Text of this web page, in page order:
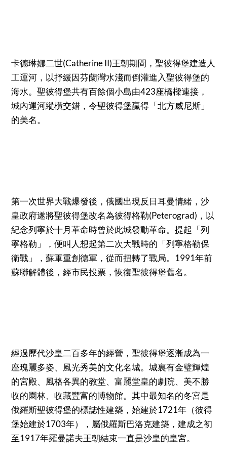
卡德琳娜二世(Catherine II)王朝期間，聖彼得堡建造人
工運河，以抒緩因芬蘭灣水淺而倒灌進入聖彼得堡的
海水。聖彼得堡共有百餘個小島由423座橋樑連接，
城內運河縱橫交錯，令聖彼得堡贏得「北方威尼斯」
的美名。
第一次世界大戰爆發後，俄國出現反日耳曼情緒，沙
皇政府遂將聖彼得堡改名為彼得格勒(Peterograd)，以
紀念列寧於十月革命時曾於此城發動革命。提起「列
寧格勒」，便叫人想起第二次大戰時的「列寧格勒保
衛戰」，蘇軍重創德軍，從而扭轉了戰局。1991年前
蘇聯解體後，經市民投票，恢復聖彼得堡舊名。
經過歷代沙皇二百多年的經營，聖彼得堡逐漸成為一
座瑰麗多姿、風光秀美的文化名城。城裏有金璧輝煌
的宮殿、風格各異的教堂、富麗堂皇的劇院、美不勝
收的園林、收藏豐富的博物館。其中最知名的冬宮是
俄羅斯聖彼得堡的標誌性建築，始建於1721年（彼得
堡始建於1703年），屬俄羅斯巴洛克建築，建成之初
至1917年羅曼諾夫王朝結束一直是沙皇的皇宮。